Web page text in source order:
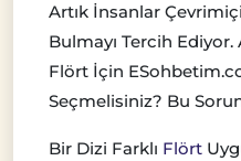
Artık İnsanlar
Bulmayı Tercih
Flört İçin
Seçmelisiniz? Bu
Bir Dizi Farklı Flört